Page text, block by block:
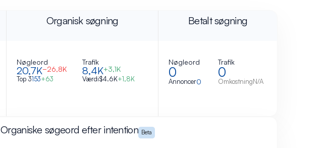
Organisk søgning
Nøgleord
20,7K−26,8K
Top 3153+63
Trafik
8,4K+3,1K
Værdi$4.6K+1,8K
Betalt søgning
Nøgleord
0
Annoncer0
Trafik
0
OmkostningN/A
Organiske søgeord efter intention Beta